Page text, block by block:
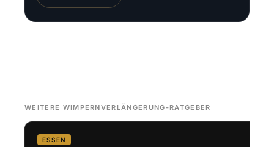
WEITERE WIMPERNVERLÄNGERUNG-RATGEBER
ESSEN